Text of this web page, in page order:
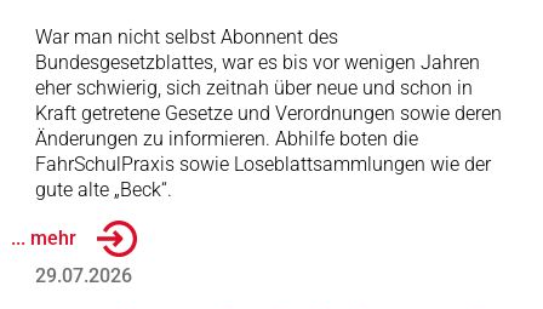
War man nicht selbst Abonnent des
Bundesgesetzblattes, war es bis vor wenigen Jahren
eher schwierig, sich zeitnah über neue und schon in
Kraft getretene Gesetze und Verordnungen sowie deren
Änderungen zu informieren. Abhilfe boten die
FahrSchulPraxis sowie Loseblattsammlungen wie der
gute alte „Beck“.
... mehr
29.07.2026